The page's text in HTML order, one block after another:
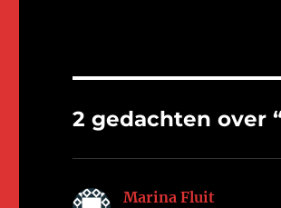
2 gedachten over
Marina Fluit